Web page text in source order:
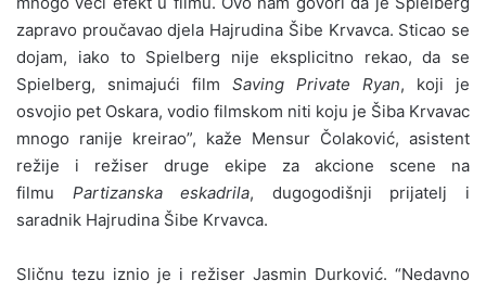
zapravo proučavao djela Hajrudina Šibe Krvavca. Sticao se
dojam, iako to Spielberg nije eksplicitno rekao, da se
Spielberg, snimajući film Saving Private Ryan, koji je
osvojio pet Oskara, vodio filmskom niti koju je Šiba Krvavac
mnogo ranije kreirao”, kaže Mensur Čolaković, asistent
režije i režiser druge ekipe za akcione scene na
filmu Partizanska eskadrila, dugogodišnji prijatelj i
saradnik Hajrudina Šibe Krvavca.
Sličnu tezu iznio je i režiser Jasmin Durković. “Nedavno